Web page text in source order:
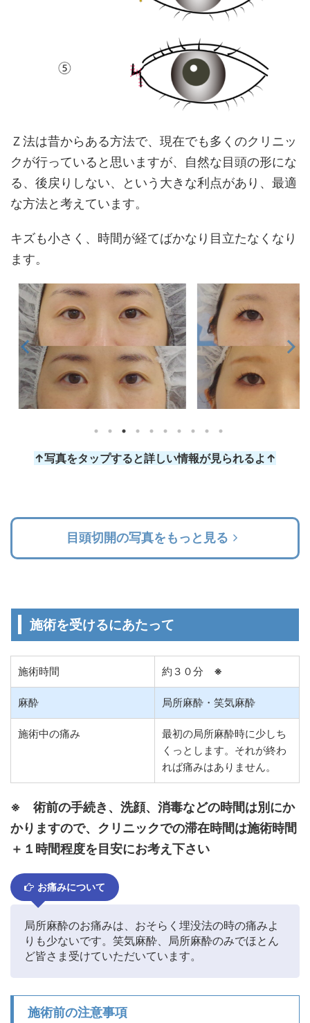
Ｚ法は昔からある方法で、現在でも多くのクリニッ
クが行っていると思いますが、自然な目頭の形にな
る、後戻りしない、という大きな利点があり、最適
な方法と考えています。
キズも小さく、時間が経てばかなり目立たなくなり
ます。
↑写真をタップすると詳しい情報が見られるよ↑
目頭切開の写真をもっと見る
施術を受けるにあたって
施術時間 約３０分 ※
麻酔 局所麻酔・笑気麻酔
施術中の痛み
最初の局所麻酔時に少しち
くっとします。それが終わ
れば痛みはありません。
※ 術前の手続き、洗顔、消毒などの時間は別にか
かりますので、クリニックでの滞在時間は施術時間
＋１時間程度を目安にお考え下さい
お痛みについて
局所麻酔のお痛みは、おそらく埋没法の時の痛みよ
りも少ないです。笑気麻酔、局所麻酔のみでほとん
ど皆さま受けていただいています。
施術前の注意事項